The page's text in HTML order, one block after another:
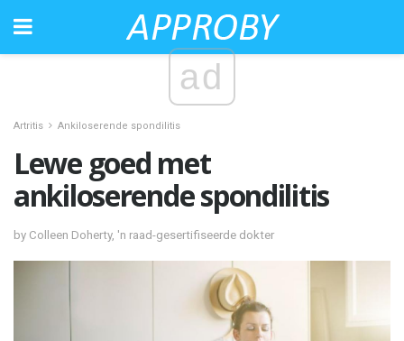
ad
Artritis Ankiloserende spondilitis
Lewe goed met
ankiloserende spondilitis
by Colleen Doherty, 'n raad-gesertifiseerde dokter